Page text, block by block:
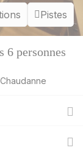
Pistes
6 personnes